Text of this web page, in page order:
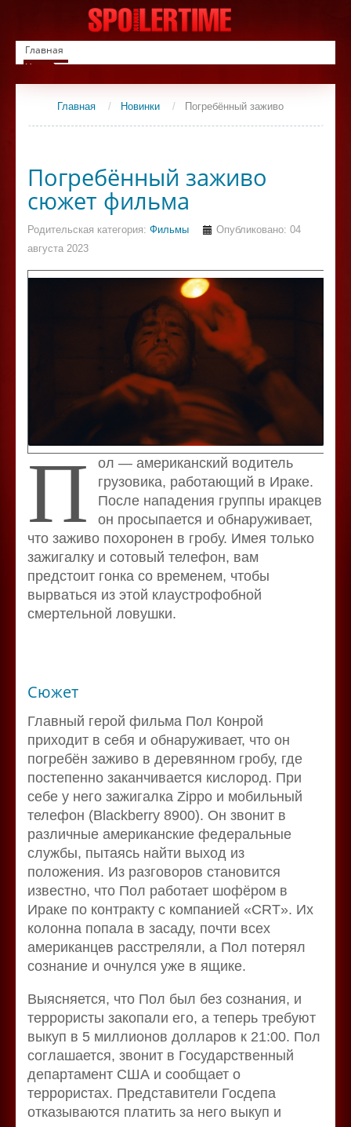
Главная
Новинки
Список фильмов
СериалыГлавная / Новинки / Погребённый заживо
Погребённый заживо
сюжет фильма
Родительская категория: Фильмы
Опубликовано: 04
августа 2023
П ол — американский водитель
грузовика, работающий в Ираке.
После нападения группы иракцев
он просыпается и обнаруживает,
что заживо похоронен в гробу. Имея только
зажигалку и сотовый телефон, вам
предстоит гонка со временем, чтобы
вырваться из этой клаустрофобной
смертельной ловушки.
Сюжет
Главный герой фильма Пол Конрой
приходит в себя и обнаруживает, что он
погребён заживо в деревянном гробу, где
постепенно заканчивается кислород. При
себе у него зажигалка Zippo и мобильный
телефон (Blackberry 8900). Он звонит в
различные американские федеральные
службы, пытаясь найти выход из
положения. Из разговоров становится
известно, что Пол работает шофёром в
Ираке по контракту с компанией «CRT». Их
колонна попала в засаду, почти всех
американцев расстреляли, а Пол потерял
сознание и очнулся уже в ящике.
Выясняется, что Пол был без сознания, и
террористы закопали его, а теперь требуют
выкуп в 5 миллионов долларов к 21:00. Пол
соглашается, звонит в Государственный
департамент США и сообщает о
террористах. Представители Госдепа
отказываются платить за него выкуп и